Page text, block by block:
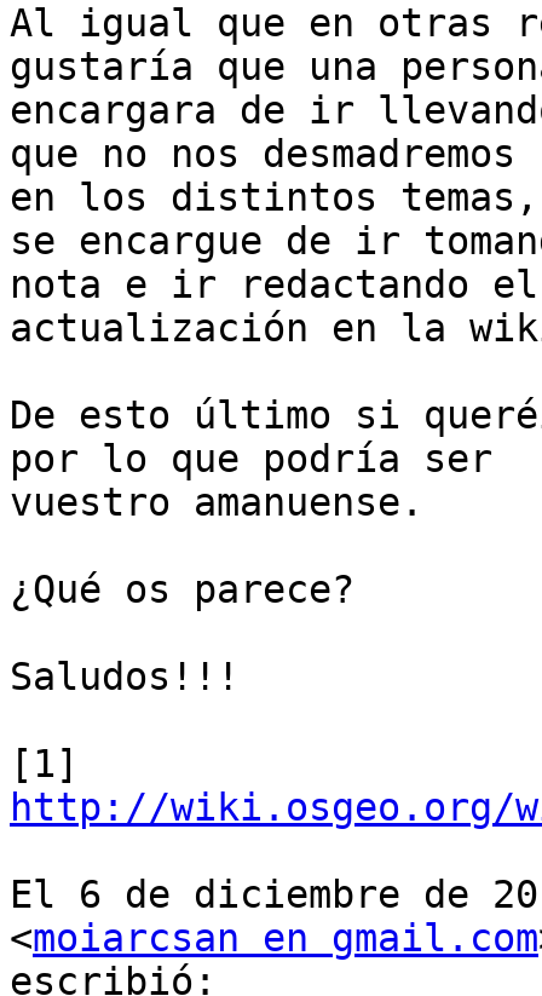
Al igual que en otras
gustaría que una
encargara de ir
que no nos desmadremos
en los distintos temas,
se encargue de ir
nota e ir redactando
actualización en la
De esto último si
por lo que podría ser
vuestro amanuense.
¿Qué os parece?
Saludos!!!
http://wiki.osgeo.org/wiki/
El 6 de diciembre de
<moiarcsan en gmail.com
escribió: